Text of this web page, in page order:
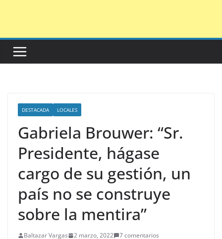
DESTACADA LOCALES
Gabriela Brouwer: “Sr.
Presidente, hágase
cargo de su gestión, un
país no se construye
sobre la mentira”
Baltazar Vargas 2 marzo, 2022 7 comentarios